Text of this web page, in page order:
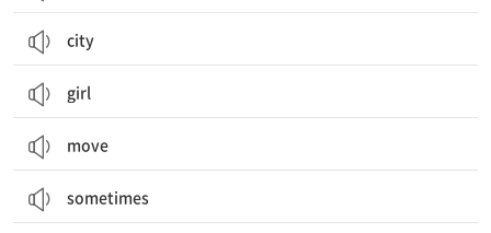
city
girl
move
sometimes